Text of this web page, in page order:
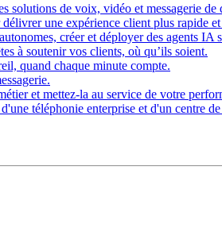
solutions de voix, vidéo et messagerie de
une expérience client plus rapide
créer et déployer des agents IA
à soutenir vos clients, où qu’ils soient.
quand chaque minute compte.
et mettez-la au service de votre
téléphonie enterprise et d'un centre